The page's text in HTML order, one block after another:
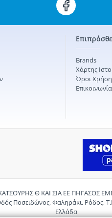
Brands
Χάρτης
Όροι
Επικοινωνία
Θ ΚΑΙ ΣΙΑ ΕΕ ΠΗΓΑΣΟΣ
Ποσειδώνος, Φαληράκι, Ρόδος,
Ελλάδα